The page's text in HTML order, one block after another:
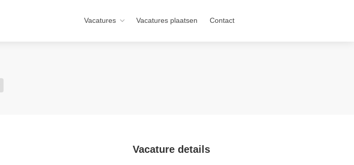
Vacatures Vacatures plaatsen Contact
Vacature details